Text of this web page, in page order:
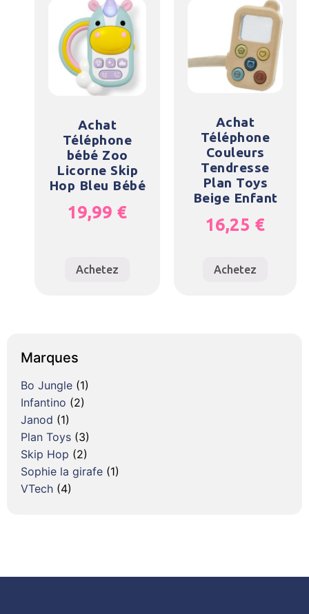
Achat
Téléphone
bébé Zoo
Licorne Skip
Hop Bleu Bébé
19,99 €
Achetez
Achat
Téléphone
Couleurs
Tendresse
Plan Toys
Beige Enfant
16,25 €
Achetez
Marques
Bo Jungle (1)
Infantino (2)
Janod (1)
Plan Toys (3)
Skip Hop (2)
Sophie la girafe (1)
VTech (4)